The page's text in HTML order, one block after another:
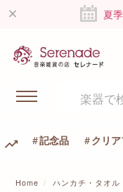
夏
記念品 クリ
Home ハンカチ・タオル